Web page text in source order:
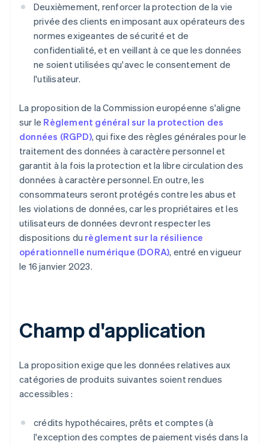
Deuxièmement, renforcer la protection de la vie
privée des clients en imposant aux opérateurs des
normes exigeantes de sécurité et de
confidentialité, et en veillant à ce que les données
ne soient utilisées qu'avec le consentement de
l'utilisateur.
La proposition de la Commission européenne s'aligne
sur le Règlement général sur la protection des
données (RGPD), qui fixe des règles générales pour le
traitement des données à caractère personnel et
garantit à la fois la protection et la libre circulation des
données à caractère personnel. En outre, les
consommateurs seront protégés contre les abus et
les violations de données, car les propriétaires et les
utilisateurs de données devront respecter les
dispositions du règlement sur la résilience
opérationnelle numérique (DORA), entré en vigueur
le 16 janvier 2023.
Champ d'application
La proposition exige que les données relatives aux
catégories de produits suivantes soient rendues
accessibles :
crédits hypothécaires, prêts et comptes (à
l'exception des comptes de paiement visés dans la